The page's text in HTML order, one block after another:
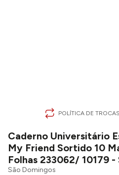
POLÍTICA DE
Caderno Universitário
My Friend Sortido 10
Folhas 233062/ 10179 -
São Domingos